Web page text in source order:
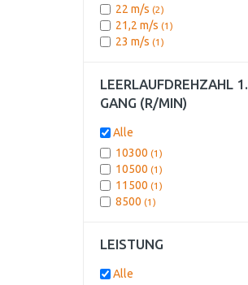
22 m/s (2)
21,2 m/s (1)
23 m/s (1)
LEERLAUFDREHZAHL 1.
GANG (R/MIN)
Alle
10300 (1)
10500 (1)
11500 (1)
8500 (1)
LEISTUNG
Alle